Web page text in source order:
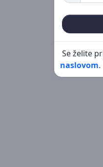
Se želite
naslovom.